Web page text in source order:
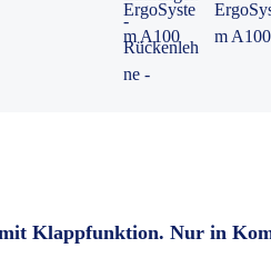
Klappfunktion. Nur in